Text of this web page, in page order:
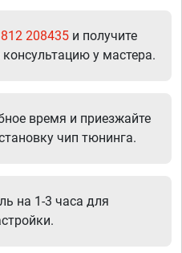
208435 и получите
у мастера.
время и приезжайте
чип тюнинга.
на 1-3 часа для